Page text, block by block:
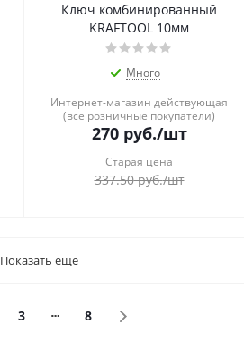
Ключ комбинированный
KRAFTOOL 10мм
Много
Интернет-магазин действующая
(все розничные покупатели)
270руб./шт
Старая цена
337.50руб./шт
Показать еще
3 8